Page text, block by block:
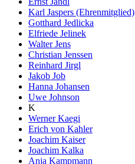
Karl Jaspers (Ehrenmitglied)
Gotthard Jedlicka
Elfriede Jelinek
Walter Jens
Christian Jenssen
Reinhard Jirgl
Jakob Job
Hanna Johansen
Uwe Johnson
K
Werner Kaegi
Erich von Kahler
Joachim Kaiser
Joachim Kalka
Anja Kampmann